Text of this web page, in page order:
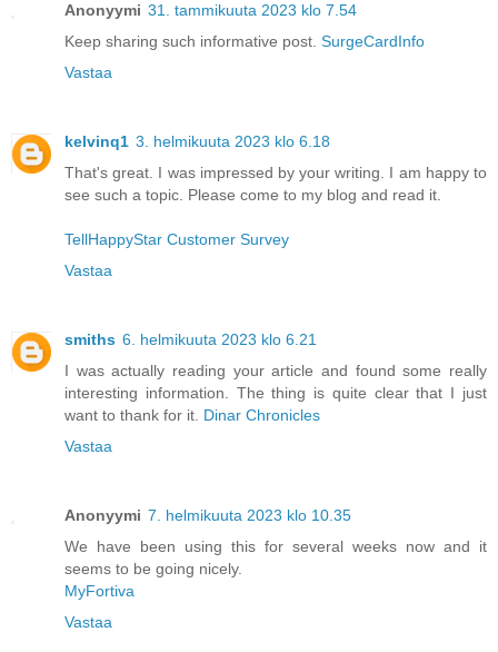
Anonyymi 31. tammikuuta 2023 klo 7.54
Keep sharing such informative post. SurgeCardInfo
Vastaa
kelvinq1 3. helmikuuta 2023 klo 6.18
That's great. I was impressed by your writing. I am happy to
see such a topic. Please come to my blog and read it.
TellHappyStar Customer Survey
Vastaa
smiths 6. helmikuuta 2023 klo 6.21
I was actually reading your article and found some really
interesting information. The thing is quite clear that I just
want to thank for it. Dinar Chronicles
Vastaa
Anonyymi 7. helmikuuta 2023 klo 10.35
We have been using this for several weeks now and it
seems to be going nicely.
MyFortiva
Vastaa